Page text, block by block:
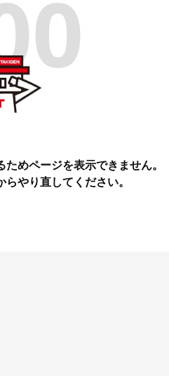
めページを表示できません。
やり直してください。